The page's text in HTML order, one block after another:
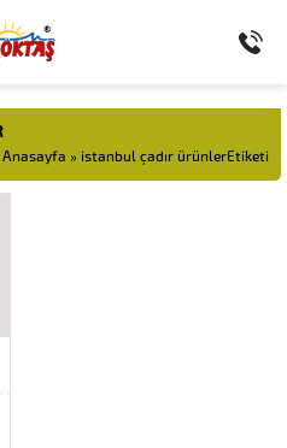
Anasayfa » istanbul çadır ürünlerEtiketi